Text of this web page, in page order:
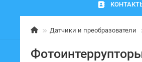
Датчики и преобразователи